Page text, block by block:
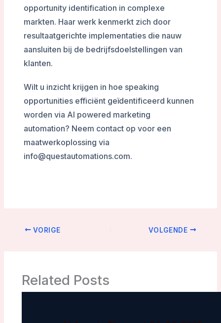
opportunity identification in complexe
markten. Haar werk kenmerkt zich door
resultaatgerichte implementaties die nauw
aansluiten bij de bedrijfsdoelstellingen van
klanten.
Wilt u inzicht krijgen in hoe speaking
opportunities efficiënt geïdentificeerd kunnen
worden via AI powered marketing
automation? Neem contact op voor een
maatwerkoplossing via
info@questautomations.com.
VORIGE VOLGENDE
Related Posts